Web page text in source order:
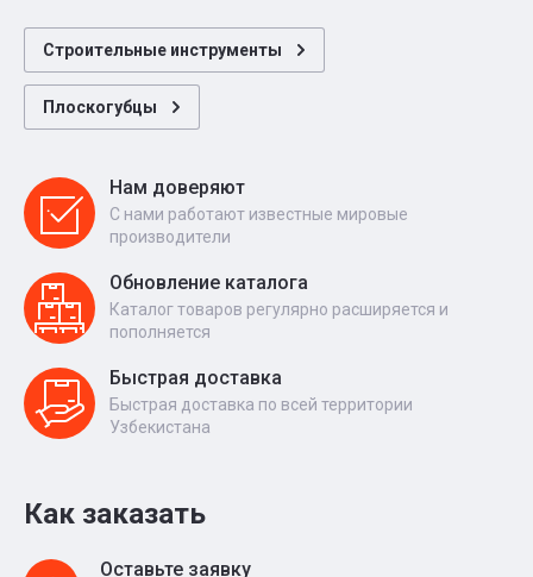
Строительные инструменты
Плоскогубцы
Нам доверяют
С нами работают известные мировые
производители
Обновление каталога
Каталог товаров регулярно расширяется и
пополняется
Быстрая доставка
Быстрая доставка по всей территории
Узбекистана
Как заказать
Оставьте заявку